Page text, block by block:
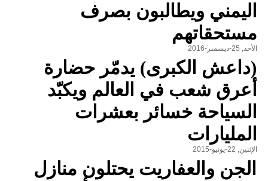
اليمني ويطالبون بصرف
مستحقاتهم
الأحد, 25-ديسمبر-2016
(داعش الكبرى) يدمّر حضارة
أعرق شعب في العالم ويكبّد
السياحة خسائر بعشرات
المليارات
الإثنين, 22-يونيو-2015
الجن والعفاريت يحتلون منازل